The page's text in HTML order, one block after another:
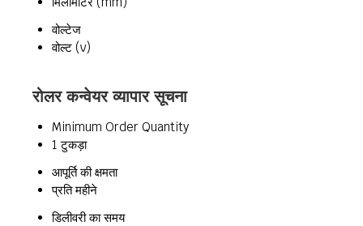
वोल्टेज
वोल्ट (v)
रोलर कन्वेयर व्यापार सूचना
Minimum Order Quantity
1 टुकड़ा
आपूर्ति की क्षमता
प्रति महीने
डिलीवरी का समय